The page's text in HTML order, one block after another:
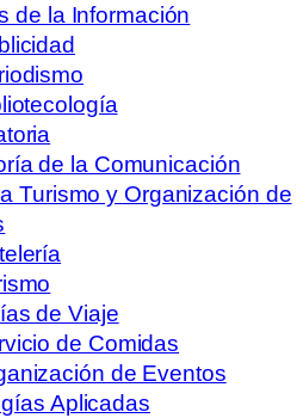
de la Información
de la Comunicación
Turismo y Organización de
de Viaje
de Comidas
de Eventos
Aplicadas